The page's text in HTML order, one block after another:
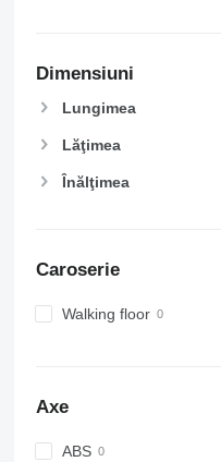
Dimensiuni
Lungimea
Lăţimea
Înălţimea
Caroserie
Walking floor
Axe
ABS